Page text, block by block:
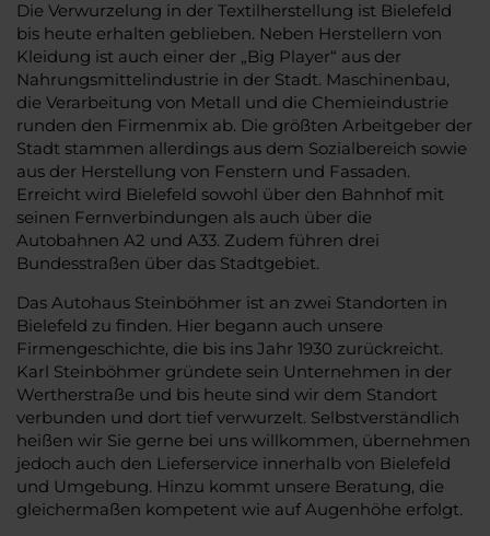
Die Verwurzelung in der Textilherstellung ist Bielefeld
bis heute erhalten geblieben. Neben Herstellern von
Kleidung ist auch einer der „Big Player“ aus der
Nahrungsmittelindustrie in der Stadt. Maschinenbau,
die Verarbeitung von Metall und die Chemieindustrie
runden den Firmenmix ab. Die größten Arbeitgeber der
Stadt stammen allerdings aus dem Sozialbereich sowie
aus der Herstellung von Fenstern und Fassaden.
Erreicht wird Bielefeld sowohl über den Bahnhof mit
seinen Fernverbindungen als auch über die
Autobahnen A2 und A33. Zudem führen drei
Bundesstraßen über das Stadtgebiet.
Das Autohaus Steinböhmer ist an zwei Standorten in
Bielefeld zu finden. Hier begann auch unsere
Firmengeschichte, die bis ins Jahr 1930 zurückreicht.
Karl Steinböhmer gründete sein Unternehmen in der
Wertherstraße und bis heute sind wir dem Standort
verbunden und dort tief verwurzelt. Selbstverständlich
heißen wir Sie gerne bei uns willkommen, übernehmen
jedoch auch den Lieferservice innerhalb von Bielefeld
und Umgebung. Hinzu kommt unsere Beratung, die
gleichermaßen kompetent wie auf Augenhöhe erfolgt.